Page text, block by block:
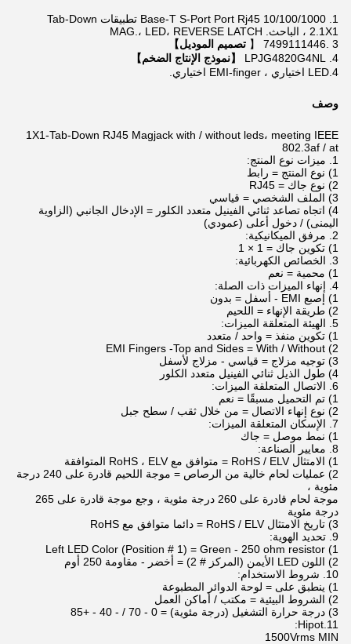
1. 10/100/1000 Base-T S-Port Port Rj45 تطبيقات Tab-Down
2.1X1 ، الباحث. MAG.، LED، REVERSE LATCH
3 .7499111446 【
تصميم الموديل】
4. LPJG4820G4NL
【نموذج الإنتاج الضخم】
4.LED اختياري ، EMI-finger اختياري.
وصف
1X1-Tab-Down RJ45 Magjack with / without leds، meeting IEEE
802.3af / at
1. ميزات نوع المنتج:
1) نوع المنتج = رابط
2) نوع جاك = RJ45
3) الملف الشخصي = قياسي
4) اتجاه تصاعد ثنائي الفينيل متعدد الكلور = الإدخال الجانبي (الزاوية
اليمنى) / دخول أعلى (عمودي)
2. مرفق الميكانيكية:
1) تكوين جاك = 1 × 1
3. الخصائص الكهربائية:
1) محمية = نعم
4. إنهاء الميزات ذات الصلة:
1) إصبع EMI - أسفل = بدون
2) طريقة الإنهاء = اللحيم
5. الهيئة المتعلقة الميزات:
1) تكوين منفذ = واحد / متعدد
2) EMI Fingers -Top and Sides = With / Without
3) توجيه مزلاج = قياسي - مزلاج لأسفل
4) طول الذيل ثنائي الفينيل متعدد الكلور
6. الاتصال المتعلقة الميزات:
1) تم التحميل مسبقًا = نعم
2) نوع إنهاء الاتصال = من خلال ثقب / سطح جبل
7. الإسكان المتعلقة الميزات:
1) نمط موصل = جاك
8. معايير الصناعة:
1) الامتثال RoHS / ELV = متوافق مع RoHS ، ELV المتوافقة
2) عمليات لحام خالية من الرصاص = موجة اللحيم قادرة على 240 درجة
مئوية ،
موجة لحام قادرة على 260 درجة مئوية ، وجع موجة قادرة على 265
درجة مئوية
3) تاريخ الامتثال RoHS / ELV = دائما متوافق مع RoHS
9. تحديد الهوية:
1) Left LED Color (Position # 1) = Green - 250 ohm resistor
2) اللون LED الأيمن (المركز # 2) = أخضر - مقاومة 250 أوم
10. شروط الاستخدام:
1) ينطبق على = لوحة الدوائر المطبوعة
2) الشروط البيئية = مكتب / أماكن العمل
3) درجة حرارة التشغيل (درجة مئوية) = 0 - 70 / - 40 - +85
11.Hipot:
1500Vrms MIN